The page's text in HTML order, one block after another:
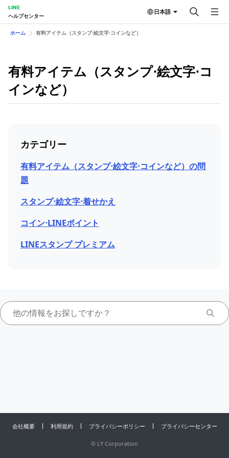
LINE
ヘルプセンター
日本語
ホーム 有料アイテム（スタンプ⋅絵文字⋅コインなど）
有料アイテム（スタンプ⋅絵文字⋅コ
インなど）
カテゴリー
有料アイテム（スタンプ⋅絵文字⋅コインなど）の問
題
スタンプ⋅絵文字⋅着せかえ
コイン⋅LINEポイント
LINEスタンプ プレミアム
会社概要 利用規約 プライバシーポリシー プライバシーセンター
© LY Corporation